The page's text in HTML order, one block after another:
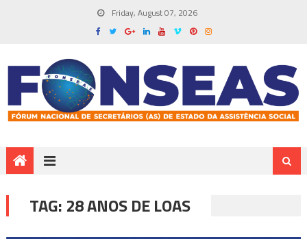
Friday, August 07, 2026
TAG: 28 ANOS DE LOAS